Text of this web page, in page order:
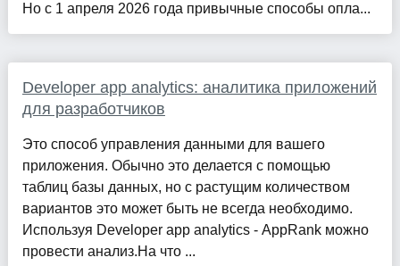
Но с 1 апреля 2026 года привычные способы опла...
Developer app analytics: аналитика приложений
для разработчиков
Это способ управления данными для вашего
приложения. Обычно это делается с помощью
таблиц базы данных, но с растущим количеством
вариантов это может быть не всегда необходимо.
Используя Developer app analytics - AppRank можно
провести анализ.На что ...